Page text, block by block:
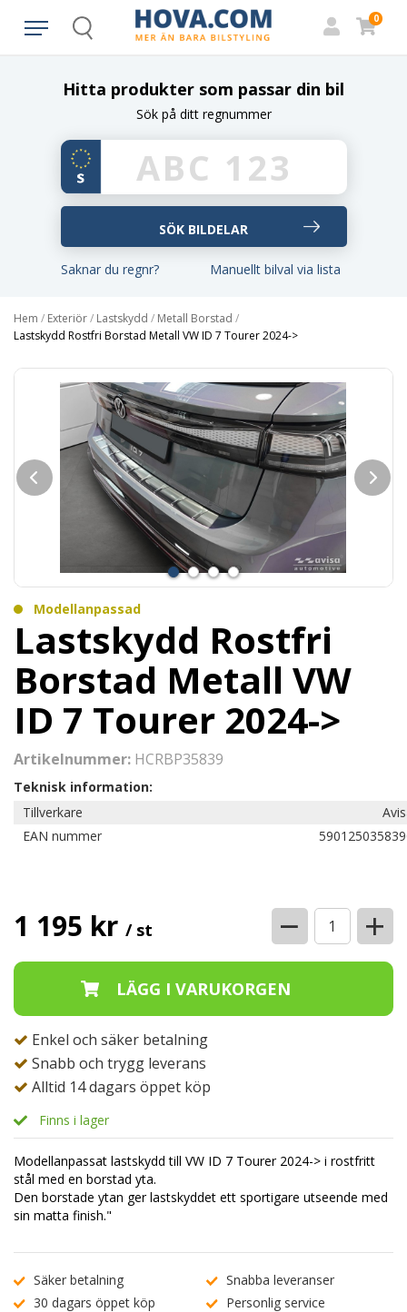
Search
0
Hitta produkter som passar din bil
Sök på ditt regnummer
Saknar du regnr? Manuellt bilval via lista
Hem / Exteriör/ Lastskydd / Metall Borstad /
Lastskydd Rostfri Borstad Metall VW ID 7 Tourer 2024->
Modellanpassad
Lastskydd Rostfri
Borstad Metall VW
ID 7 Tourer 2024->
Artikelnummer: HCRBP35839
Teknisk information:
Tillverkare
EAN nummer
1 195 kr / st − +
Enkel och säker betalning
Snabb och trygg leverans
Alltid 14 dagars öppet köp
Finns i lager
Modellanpassat lastskydd till VW ID 7 Tourer 2024-> i rostfritt
stål med en borstad yta.
Den borstade ytan ger lastskyddet ett sportigare utseende med
sin matta finish."
Säker betalning
Snabba leveranser
30 dagars öppet köp
Personlig service